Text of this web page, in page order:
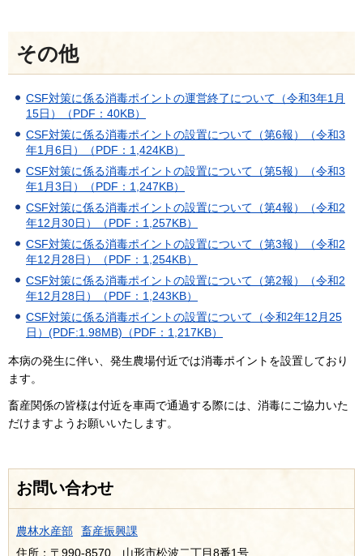
その他
CSF対策に係る消毒ポイントの運営終了について（令和3年1月
15日）（PDF：40KB）
CSF対策に係る消毒ポイントの設置について（第6報）（令和3
年1月6日）（PDF：1,424KB）
CSF対策に係る消毒ポイントの設置について（第5報）（令和3
年1月3日）（PDF：1,247KB）
CSF対策に係る消毒ポイントの設置について（第4報）（令和2
年12月30日）（PDF：1,257KB）
CSF対策に係る消毒ポイントの設置について（第3報）（令和2
年12月28日）（PDF：1,254KB）
CSF対策に係る消毒ポイントの設置について（第2報）（令和2
年12月28日）（PDF：1,243KB）
CSF対策に係る消毒ポイントの設置について（令和2年12月25
日）(PDF:1.98MB)（PDF：1,217KB）
本病の発生に伴い、発生農場付近では消毒ポイントを設置しており
ます。
畜産関係の皆様は付近を車両で通過する際には、消毒にご協力いた
だけますようお願いいたします。
お問い合わせ
農林水産部
畜産振興課
住所：〒990-8570 山形市松波二丁目8番1号